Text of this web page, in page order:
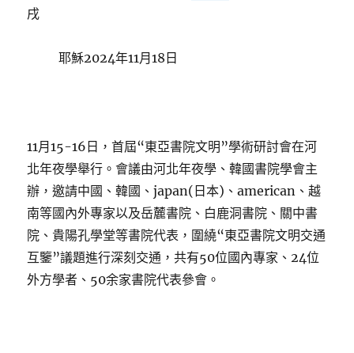
戌
耶穌2024年11月18日
11月15-16日，首屆“東亞書院文明”學術研討會在河
北年夜學舉行。會議由河北年夜學、韓國書院學會主
辦，邀請中國、韓國、japan(日本)、american、越
南等國內外專家以及岳麓書院、白鹿洞書院、關中書
院、貴陽孔學堂等書院代表，圍繞“東亞書院文明交通
互鑒”議題進行深刻交通，共有50位國內專家、24位
外方學者、50余家書院代表參會。